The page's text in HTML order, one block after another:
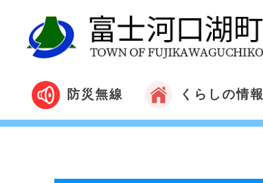
防災無線 くらしの情報